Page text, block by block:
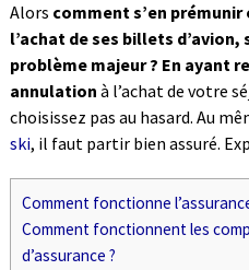
Alors comment s’en
l’achat de ses billets d’avion,
problème majeur ? En ayant
annulation à l’achat de votre
choisissez pas au hasard. Au
ski, il faut partir bien assuré.
Comment fonctionne
Comment fonctionnent les
d’assurance ?